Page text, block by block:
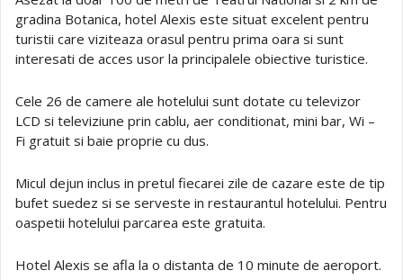
gradina Botanica, hotel Alexis este situat excelent pentru
turistii care viziteaza orasul pentru prima oara si sunt
interesati de acces usor la principalele obiective turistice.
Cele 26 de camere ale hotelului sunt dotate cu televizor
LCD si televiziune prin cablu, aer conditionat, mini bar, Wi –
Fi gratuit si baie proprie cu dus.
Micul dejun inclus in pretul fiecarei zile de cazare este de tip
bufet suedez si se serveste in restaurantul hotelului. Pentru
oaspetii hotelului parcarea este gratuita.
Hotel Alexis se afla la o distanta de 10 minute de aeroport.